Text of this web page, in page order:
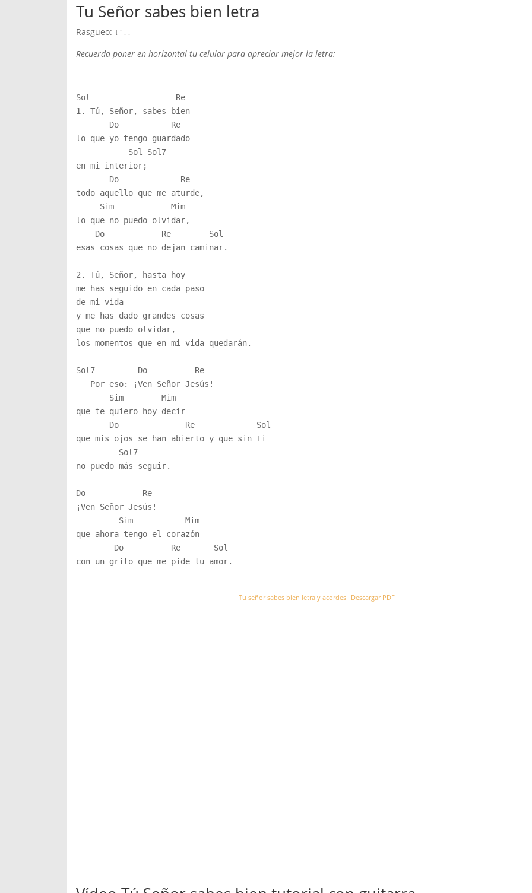
Tu Señor sabes bien letra
Rasgueo: ↓↑↓↓
Recuerda poner en horizontal tu celular para apreciar mejor la letra:
Sol                  Re
1. Tú, Señor, sabes bien
       Do           Re
lo que yo tengo guardado
           Sol Sol7
en mi interior;
       Do             Re
todo aquello que me aturde,
     Sim            Mim
lo que no puedo olvidar,
    Do            Re        Sol
esas cosas que no dejan caminar.
2. Tú, Señor, hasta hoy
me has seguido en cada paso
de mi vida
y me has dado grandes cosas
que no puedo olvidar,
los momentos que en mi vida quedarán.
Sol7         Do          Re
   Por eso: ¡Ven Señor Jesús!
       Sim        Mim
que te quiero hoy decir
       Do              Re             Sol
que mis ojos se han abierto y que sin Ti
         Sol7
no puedo más seguir.
Do            Re
¡Ven Señor Jesús!
         Sim           Mim
que ahora tengo el corazón
        Do          Re       Sol
con un grito que me pide tu amor.
Tu señor sabes bien letra y acordes Descargar PDF